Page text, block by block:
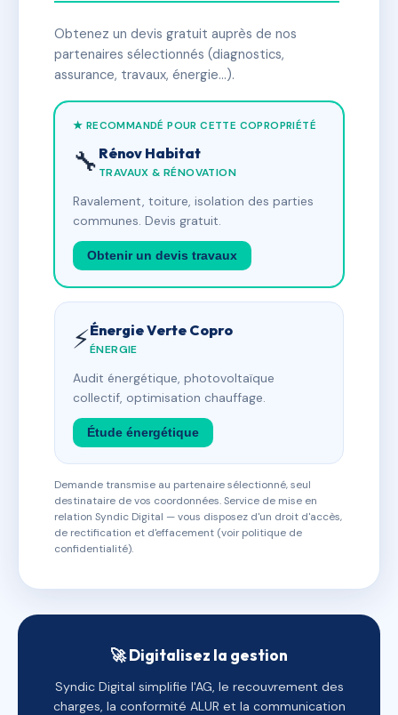
Obtenez un devis gratuit auprès de nos
partenaires sélectionnés (diagnostics,
assurance, travaux, énergie…).
★ RECOMMANDÉ POUR CETTE COPROPRIÉTÉ
🔧 Rénov Habitat
TRAVAUX & RÉNOVATION
Ravalement, toiture, isolation des parties
communes. Devis gratuit.
Obtenir un devis travaux
⚡Énergie Verte Copro
ÉNERGIE
Audit énergétique, photovoltaïque
collectif, optimisation chauffage.
Étude énergétique
Demande transmise au partenaire sélectionné, seul
destinataire de vos coordonnées. Service de mise en
relation Syndic Digital — vous disposez d'un droit d'accès,
de rectification et d'effacement (voir politique de
confidentialité).
🚀 Digitalisez la gestion
Syndic Digital simplifie l'AG, le recouvrement des
charges, la conformité ALUR et la communication